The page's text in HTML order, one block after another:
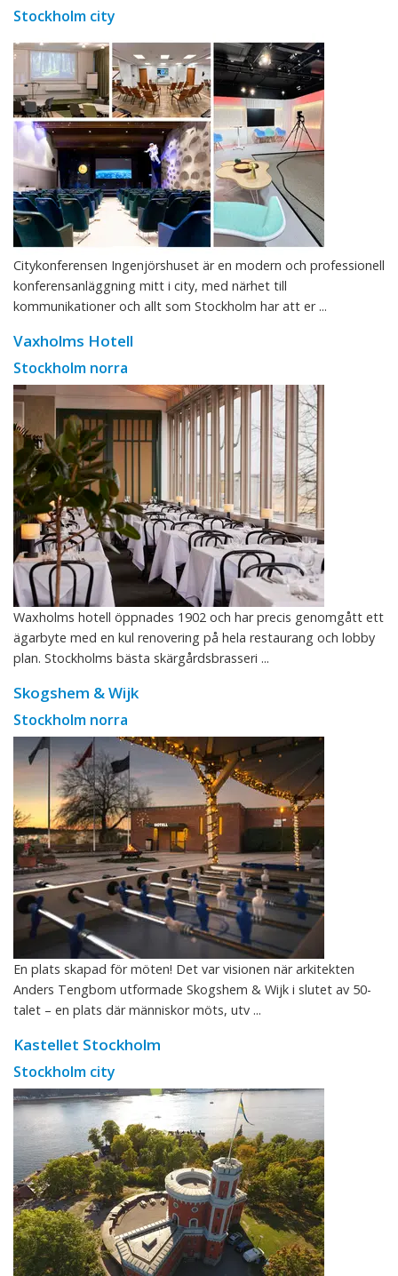
Stockholm city
Citykonferensen Ingenjörshuset är en modern och professionell
konferensanläggning mitt i city, med närhet till
kommunikationer och allt som Stockholm har att er ...
Vaxholms Hotell
Stockholm norra
Waxholms hotell öppnades 1902 och har precis genomgått ett
ägarbyte med en kul renovering på hela restaurang och lobby
plan. Stockholms bästa skärgårdsbrasseri ...
Skogshem & Wijk
Stockholm norra
En plats skapad för möten! Det var visionen när arkitekten
Anders Tengbom utformade Skogshem & Wijk i slutet av 50-
talet – en plats där människor möts, utv ...
Kastellet Stockholm
Stockholm city